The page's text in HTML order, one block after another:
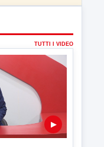
TUTTI I VIDEO
▶